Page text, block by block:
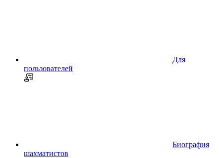
Для
пользователей
Биография
шахматистов